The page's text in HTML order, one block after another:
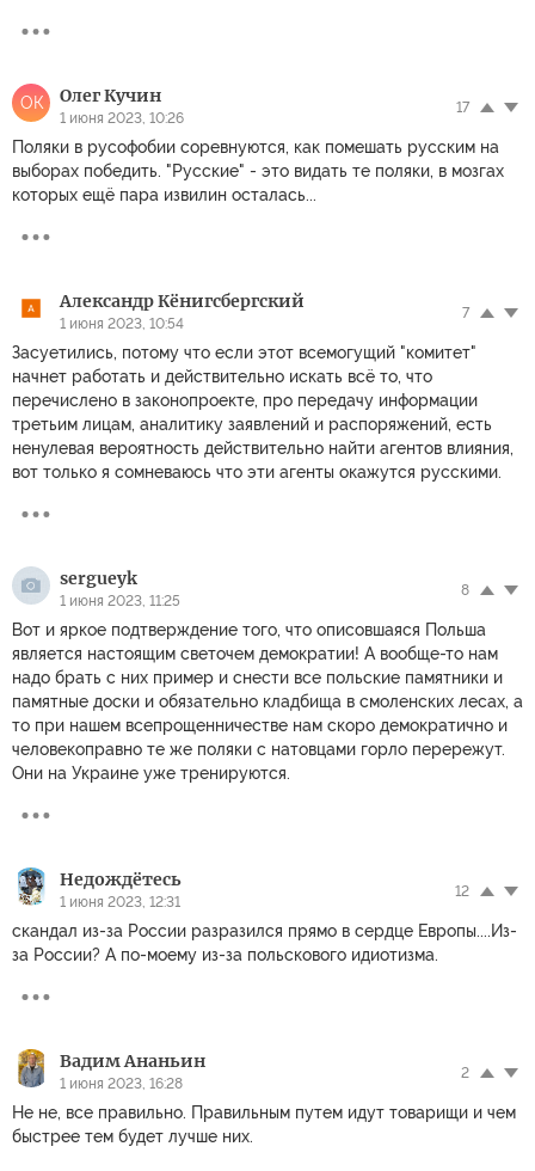
ОК Олег Кучин
1 июня 2023, 10:26
17
Поляки в русофобии соревнуются, как помешать русским на
выборах победить. "Русские" - это видать те поляки, в мозгах
которых ещё пара извилин осталась...
Александр Кёнигсбергский
1 июня 2023, 10:54
7
Засуетились, потому что если этот всемогущий "комитет"
начнет работать и действительно искать всё то, что
перечислено в законопроекте, про передачу информации
третьим лицам, аналитику заявлений и распоряжений, есть
ненулевая вероятность действительно найти агентов влияния,
вот только я сомневаюсь что эти агенты окажутся русскими.
sergueyk
1 июня 2023, 11:25
8
Вот и яркое подтверждение того, что описовшаяся Польша
является настоящим светочем демократии! А вообще-то нам
надо брать с них пример и снести все польские памятники и
памятные доски и обязательно кладбища в смоленских лесах, а
то при нашем всепрощенничестве нам скоро демократично и
человекоправно те же поляки с натовцами горло перережут.
Они на Украине уже тренируются.
Недождётесь
1 июня 2023, 12:31
12
скандал из-за России разразился прямо в сердце Европы....Из-
за России? А по-моему из-за польскового идиотизма.
Вадим Ананьин
1 июня 2023, 16:28
2
Не не, все правильно. Правильным путем идут товарищи и чем
быстрее тем будет лучше них.